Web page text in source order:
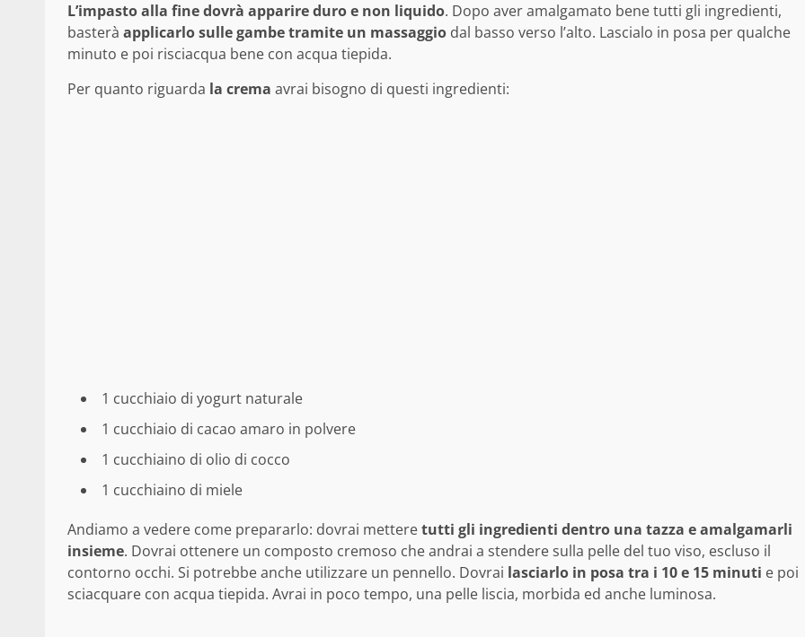
L’impasto alla fine dovrà apparire duro e non liquido. Dopo aver amalgamato bene tutti gli ingredienti,
basterà applicarlo sulle gambe tramite un massaggio dal basso verso l’alto. Lascialo in posa per qualche
minuto e poi risciacqua bene con acqua tiepida.
Per quanto riguarda la crema avrai bisogno di questi ingredienti:
1 cucchiaio di yogurt naturale
1 cucchiaio di cacao amaro in polvere
1 cucchiaino di olio di cocco
1 cucchiaino di miele
Andiamo a vedere come prepararlo: dovrai metteretutti gli ingredienti dentro una tazza e amalgamarli
insieme. Dovrai ottenere un composto cremoso che andrai a stendere sulla pelle del tuo viso, escluso il
contorno occhi. Si potrebbe anche utilizzare un pennello. Dovrai lasciarlo in posa tra i 10 e 15 minuti e poi
sciacquare con acqua tiepida. Avrai in poco tempo, una pelle liscia, morbida ed anche luminosa.